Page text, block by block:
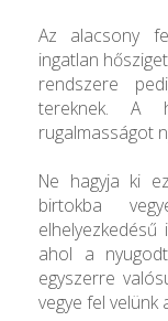
Az alacsony
ingatlan
rendszere
tereknek. A
rugalmasságot
Ne hagyja ki
birtokba
ahol a
egyszerre
vegye fel